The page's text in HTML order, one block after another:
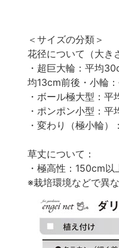
＜サイズの分類＞
花径について（大き
・超巨大輪：平均
均13cm前後・小輪
・ボール極大型：
・ポンポン小型：平
・変わり（極小輪
草丈について：
・極高性：150cm
※栽培環境などで異な